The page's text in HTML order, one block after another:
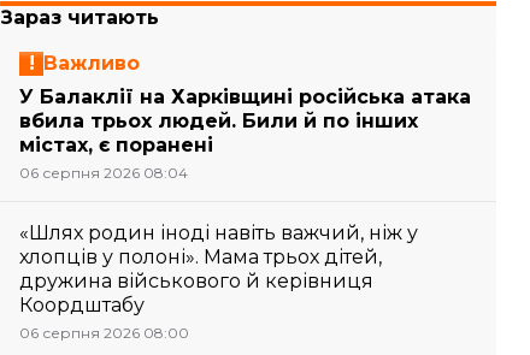
Зараз читають
Важливо
У Балаклії на Харківщині російська атака
вбила трьох людей. Били й по інших
містах, є поранені
06 серпня 2026 08:04
«Шлях родин іноді навіть важчий, ніж у
хлопців у полоні». Мама трьох дітей,
дружина військового й керівниця
Коордштабу
06 серпня 2026 08:00